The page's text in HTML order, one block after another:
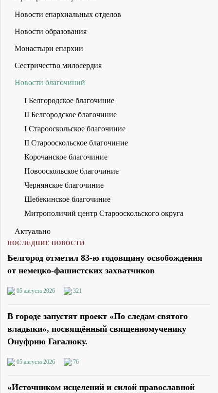
Новости епархиальных отделов
Новости образования
Монастыри епархии
Сестричество милосердия
Новости благочиний
I Белгородское благочиние
II Белгородское благочиние
I Старооскольское благочиние
II Старооскольское благочиние
Корочанское благочиние
Новооскольское благочиние
Чернянское благочиние
Шебекинское благочиние
Митрополичий центр Старооскольского округа
Актуально
ПОСЛЕДНИЕ НОВОСТИ
Белгород отметил 83-ю годовщину освобождения
от немецко-фашистских захватчиков
05 августа 2026 321
В городе запустят проект «По следам святого
владыки», посвящённый священномученику
Онуфрию Гагалюку.
05 августа 2026 76
«Источником исцелений и силой православной